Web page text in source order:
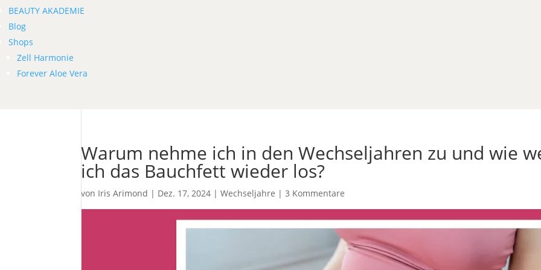
BEAUTY AKADEMIE
Blog
Shops
Zell Harmonie
Forever Aloe Vera
Warum nehme ich in den Wechseljahren zu und wie
ich das Bauchfett wieder los?
von Iris Arimond | Dez. 17, 2024 |Wechseljahre |3 Kommentare